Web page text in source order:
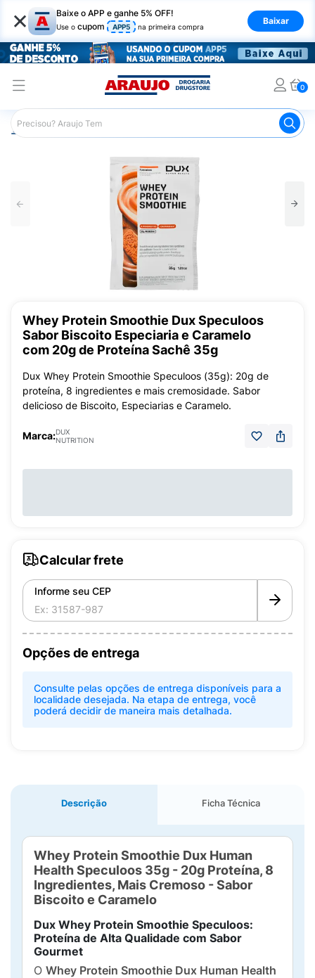
× Baixe o APP e ganhe 5% OFF!
Use o cupom APP5 na primeira compra
Baixar
0
Araujo Nutrição Saudável Suplementos Esportivos
Whey Protein Smoothie Dux Speculoos
Sabor Biscoito Especiaria e Caramelo
com 20g de Proteína Sachê 35g
Dux Whey Protein Smoothie Speculoos (35g): 20g de
proteína, 8 ingredientes e mais cremosidade. Sabor
delicioso de Biscoito, Especiarias e Caramelo.
Marca:DUX
NUTRITION
Calcular frete
Informe seu CEP
Opções de entrega
Consulte pelas opções de entrega disponíveis para a
localidade desejada. Na etapa de entrega, você
poderá decidir de maneira mais detalhada.
Descrição Ficha Técnica
Whey Protein Smoothie Dux Human
Health Speculoos 35g - 20g Proteína, 8
Ingredientes, Mais Cremoso - Sabor
Biscoito e Caramelo
Dux Whey Protein Smoothie Speculoos:
Proteína de Alta Qualidade com Sabor
Gourmet
O Whey Protein Smoothie Dux Human Health